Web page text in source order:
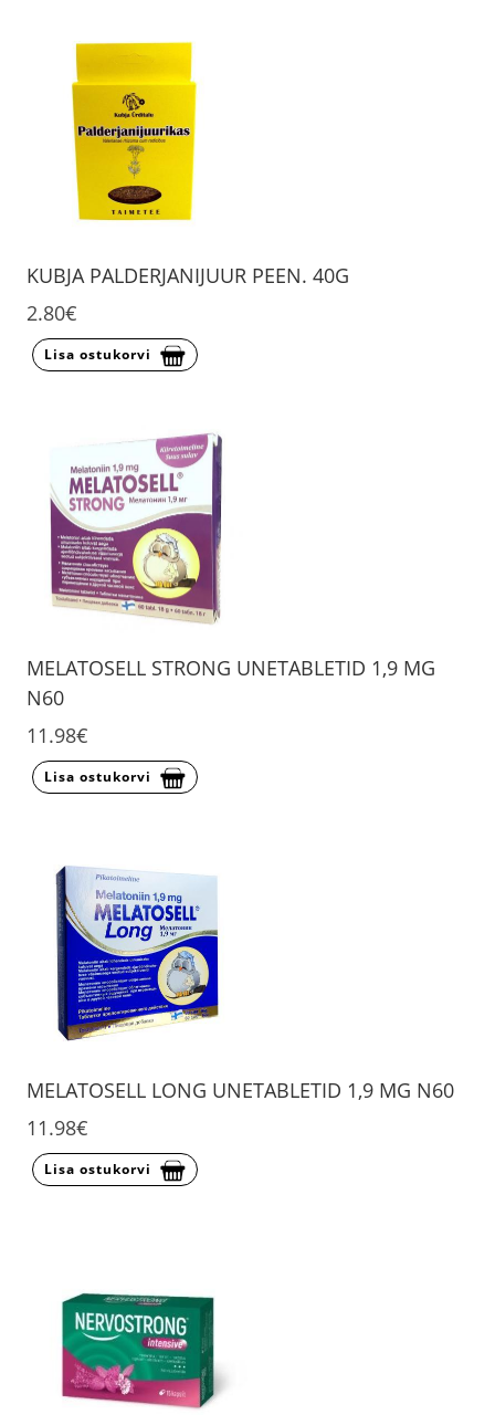
KUBJA PALDERJANIJUUR PEEN. 40G
2.80€
Lisa ostukorvi
MELATOSELL STRONG UNETABLETID 1,9 MG
N60
11.98€
Lisa ostukorvi
MELATOSELL LONG UNETABLETID 1,9 MG N60
11.98€
Lisa ostukorvi